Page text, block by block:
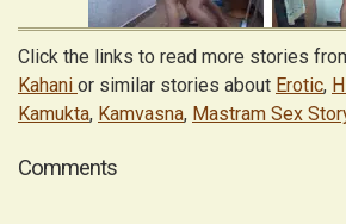
Click the links to read more stories
Kahani or similar stories about Erotic,
Kamukta, Kamvasna, Mastram Sex
Comments